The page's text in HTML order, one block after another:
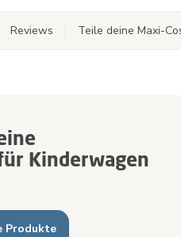
Reviews Teile deine Maxi-
Kinderwagen
Produkte